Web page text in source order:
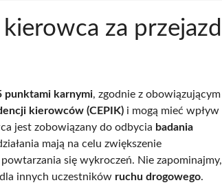
za przejazd
punktami karnymi, zgodnie z obowiązującym
kierowców (CEPIK) i mogą mieć wpływ
jest zobowiązany do odbycia badania
mają na celu zwiększenie
się wykroczeń. Nie zapominajmy,
innych uczestników ruchu drogowego.